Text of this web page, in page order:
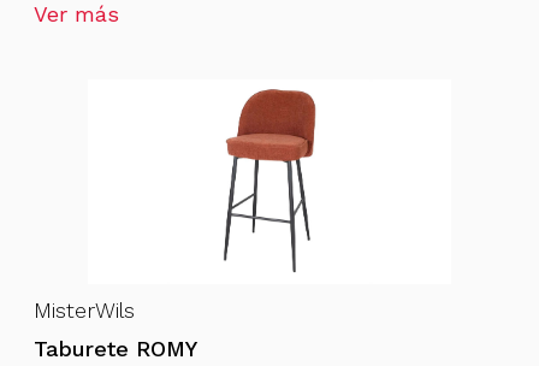
Ver más
MisterWils
Taburete ROMY